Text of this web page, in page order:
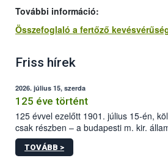
További információ:
Összefoglaló a fertőző
Friss hírek
2026. július 15, szerda
125 éve történt
125 évvel ezelőtt 1901. július 15-én,
csak részben – a budapesti m. kir.
állomás a Kis Rókus utca 15. szám
tervezett új épületébe.
TOVÁBB >